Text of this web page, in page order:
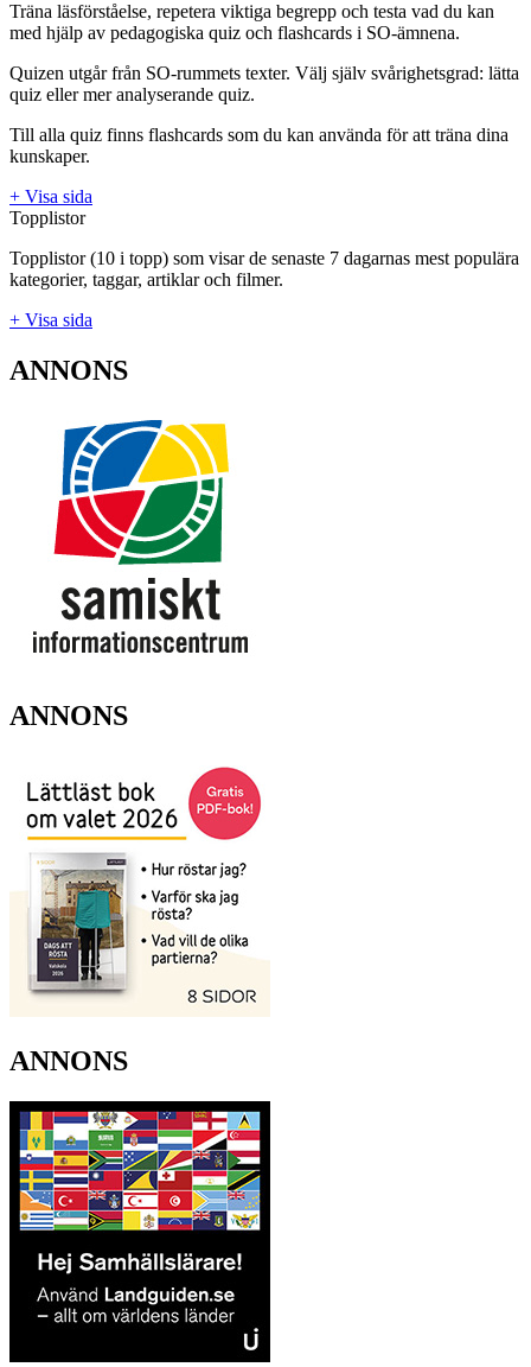
Träna läsförståelse, repetera viktiga begrepp och testa vad du kan
med hjälp av pedagogiska quiz och flashcards i SO-ämnena.
Quizen utgår från SO-rummets texter. Välj själv svårighetsgrad: lätta
quiz eller mer analyserande quiz.
Till alla quiz finns flashcards som du kan använda för att träna dina
kunskaper.
+ Visa sida
Topplistor
Topplistor (10 i topp) som visar de senaste 7 dagarnas mest populära
kategorier, taggar, artiklar och filmer.
+ Visa sida
ANNONS
ANNONS
ANNONS